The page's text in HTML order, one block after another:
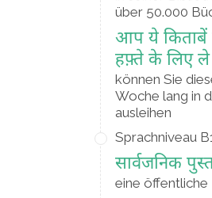
über 50.000
आप ये
हफ़्ते के लिए
können Sie
Woche lang in
ausleihen
Sprachniveau
सार्वजनिक
eine öffentliche